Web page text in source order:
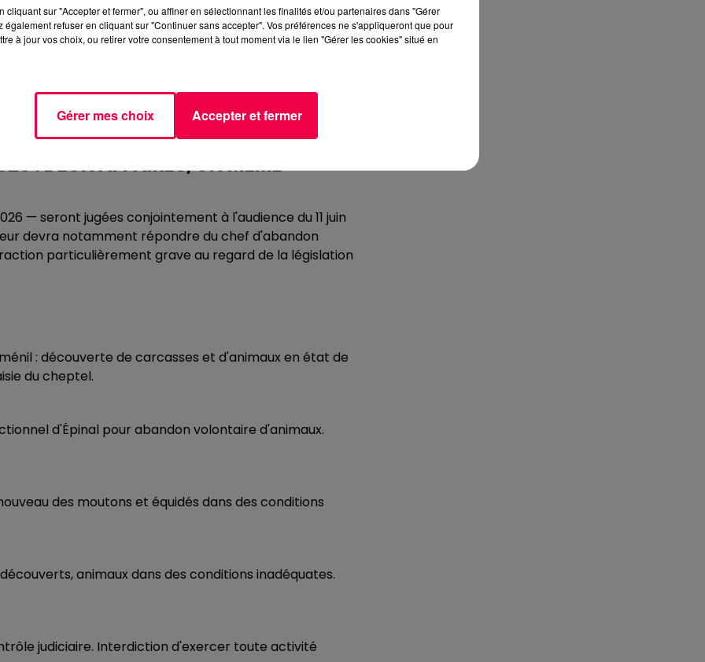
ces craintes. Les enquêteurs retrouvent de
les conditions de détention sont à nouveau
absence totale d'eau, des animaux en état de
placé en garde à vue le 6 mai 2026, déféré devant le
par décision du juge des libertés et de la
toute activité d'éleveur.
: DEUX AFFAIRES, UN MÊME
— seront jugées conjointement à l'audience du 11 juin
devra notamment répondre du chef d'abandon
particulièrement grave au regard de la législation
: découverte de carcasses et d'animaux en état de
du cheptel.
d'Épinal pour abandon volontaire d'animaux.
des moutons et équidés dans des conditions
animaux dans des conditions inadéquates.
judiciaire. Interdiction d'exercer toute activité
cliquant sur "Accepter et fermer", ou affiner en sélectionnant les finalités et/ou partenaires dans "Gérer
également refuser en cliquant sur "Continuer sans accepter". Vos préférences ne s'appliqueront que pour
à jour vos choix, ou retirer votre consentement à tout moment via le lien "Gérer les cookies" situé en
Gérer mes choix Accepter et fermer